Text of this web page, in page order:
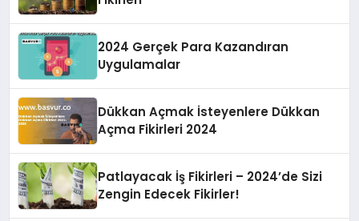
2024 Gerçek Para Kazandıran
Uygulamalar
Dükkan Açmak İsteyenlere Dükkan
Açma Fikirleri 2024
Patlayacak İş Fikirleri – 2024’de Sizi
Zengin Edecek Fikirler!